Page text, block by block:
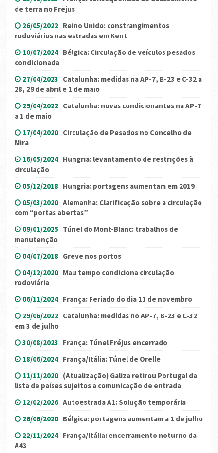
de terra no Frejus
26/05/2022 Reino Unido: constrangimentos
rodoviários nas estradas em Kent
10/07/2024 Bélgica: Circulação de veículos pesados
condicionada
27/04/2023 Catalunha: medidas na AP-7, B-23 e C-32 a
28, 29 de abril e 1 de maio
29/04/2022 Catalunha: novas condicionantes na AP-7
a 1 de maio
17/04/2020 Circulação de Pesados no Concelho de
Mira
16/05/2024 Hungria: levantamento de restrições à
circulação
05/12/2018 Hungria: portagens aumentam em 2019
05/03/2020 Alemanha: Clarificação sobre a circulação
com “portas abertas”
09/01/2025 Túnel do Mont-Blanc: trabalhos de
manutenção
04/07/2018 Greve nos portos
04/12/2020 Mau tempo condiciona circulação
rodoviária
06/11/2024 França: Feriado do dia 11 de novembro
29/06/2022 Catalunha: medidas no AP-7, B-23 e C-32
em 3 de julho
30/08/2023 França: Túnel Fréjus encerrado
18/06/2024 França/Itália: Túnel de Orelle
11/11/2020 (Atualização) Galiza retirou Portugal da
lista de países sujeitos a comunicação de entrada
12/02/2026 Autoestrada A1: Solução temporária
26/06/2020 Bélgica: portagens aumentam a 1 de julho
22/11/2024 França/Itália: encerramento noturno da
A43